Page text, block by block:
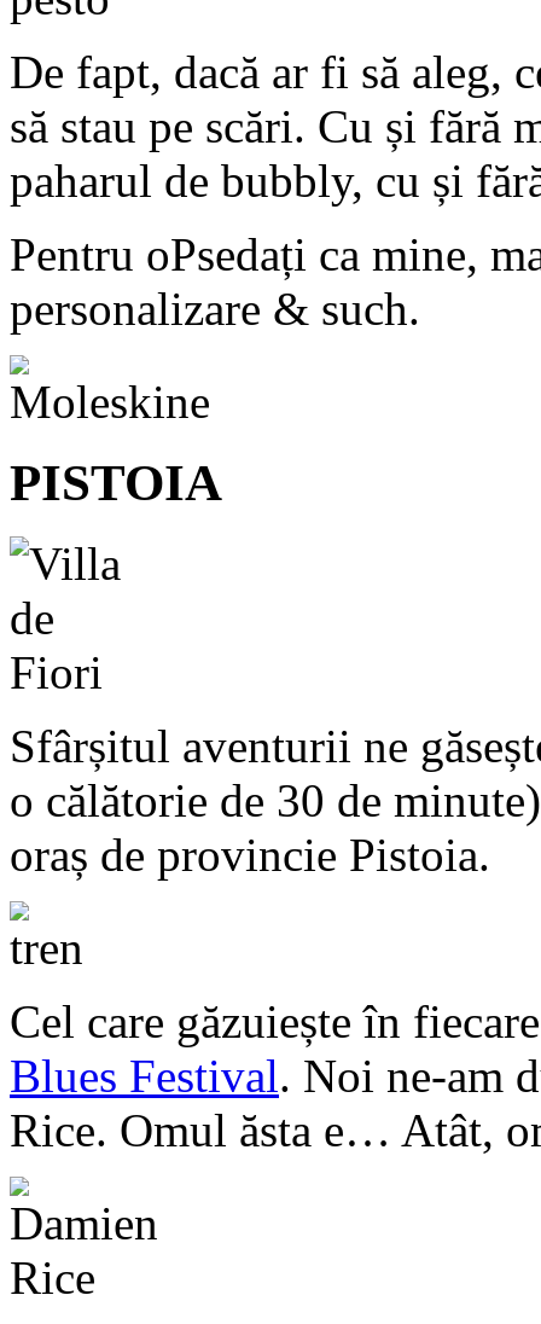
De fapt, dacă ar fi să aleg,
să stau pe scări. Cu și fără
paharul de bubbly, cu și
Pentru oPsedați ca mine,
personalizare & such.
PISTOIA
Sfârșitul aventurii ne
o călătorie de 30 de
oraș de provincie Pistoia.
Cel care găzuiește în
Blues Festival. Noi ne-am
Rice. Omul ăsta e… Atât,